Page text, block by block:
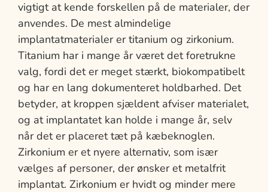
vigtigt at kende forskellen på de materialer, der
anvendes. De mest almindelige
implantatmaterialer er titanium og zirkonium.
Titanium har i mange år været det foretrukne
valg, fordi det er meget stærkt, biokompatibelt
og har en lang dokumenteret holdbarhed. Det
betyder, at kroppen sjældent afviser materialet,
og at implantatet kan holde i mange år, selv
når det er placeret tæt på kæbeknoglen.
Zirkonium er et nyere alternativ, som især
vælges af personer, der ønsker et metalfrit
implantat. Zirkonium er hvidt og minder mere